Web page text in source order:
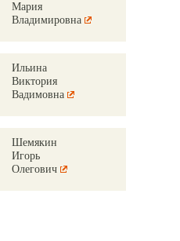
Мария
Владимировна
Ильина
Виктория
Вадимовна
Шемякин
Игорь
Олегович